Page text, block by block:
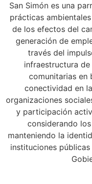
San Simón es una
prácticas
de los efectos del
generación de
través del
infraestructura
comunitarias en
conectividad en
organizaciones
y participación
considerando
manteniendo la
instituciones